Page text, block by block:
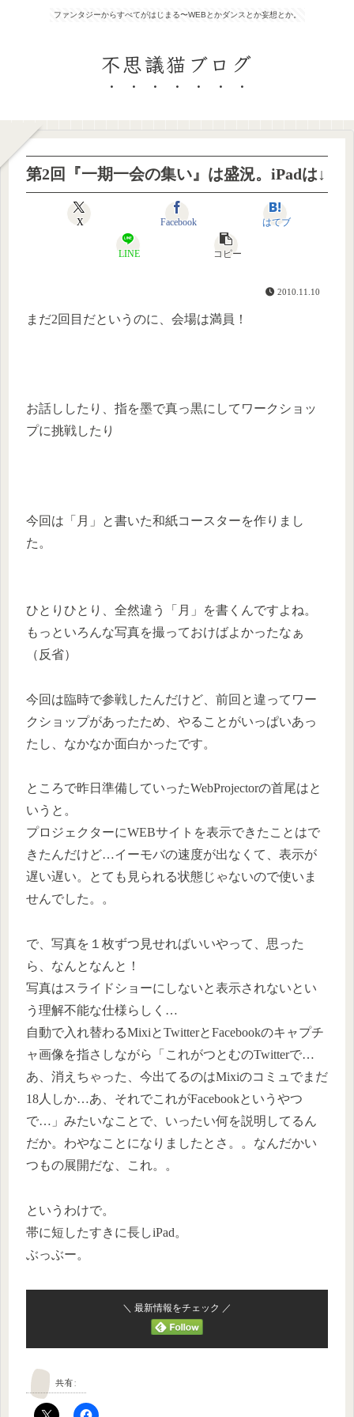
ファンタジーからすべてがはじまる〜WEBとかダンスとか妄想とか。
不思議猫ブログ
第2回『一期一会の集い』は盛況。iPadは↓
X Facebook はてブ
LINE コピー
2010.11.10
まだ2回目だというのに、会場は満員！
お話ししたり、指を墨で真っ黒にしてワークショッ
プに挑戦したり
今回は「月」と書いた和紙コースターを作りまし
た。
ひとりひとり、全然違う「月」を書くんですよね。
もっといろんな写真を撮っておけばよかったなぁ
（反省）
今回は臨時で参戦したんだけど、前回と違ってワー
クショップがあったため、やることがいっぱいあっ
たし、なかなか面白かったです。
ところで昨日準備していったWebProjectorの首尾はと
いうと。
プロジェクターにWEBサイトを表示できたことはで
きたんだけど…イーモバの速度が出なくて、表示が
遅い遅い。とても見られる状態じゃないので使いま
せんでした。。
で、写真を１枚ずつ見せればいいやって、思った
ら、なんとなんと！
写真はスライドショーにしないと表示されないとい
う理解不能な仕様らしく…
自動で入れ替わるMixiとTwitterとFacebookのキャプチ
ャ画像を指さしながら「これがつとむのTwitterで…
あ、消えちゃった、今出てるのはMixiのコミュでまだ
18人しか…あ、それでこれがFacebookというやつ
で…」みたいなことで、いったい何を説明してるん
だか。わやなことになりましたとさ。。なんだかい
つもの展開だな、これ。。
というわけで。
帯に短したすきに長しiPad。
ぶっぶー。
＼ 最新情報をチェック ／
共有: